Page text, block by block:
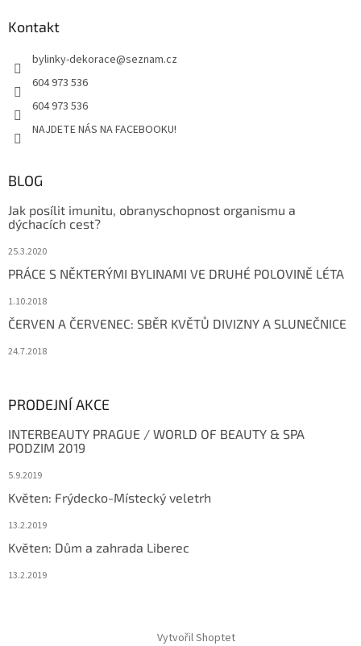
Kontakt
bylinky-dekorace@seznam.cz
604 973 536
604 973 536
NAJDETE NÁS NA FACEBOOKU!
BLOG
Jak posílit imunitu, obranyschopnost organismu a
dýchacích cest?
25.3.2020
PRÁCE S NĚKTERÝMI BYLINAMI VE DRUHÉ POLOVINĚ LÉTA
1.10.2018
ČERVEN A ČERVENEC: SBĚR KVĚTŮ DIVIZNY A SLUNEČNICE
24.7.2018
PRODEJNÍ AKCE
INTERBEAUTY PRAGUE / WORLD OF BEAUTY & SPA
PODZIM 2019
5.9.2019
Květen: Frýdecko-Místecký veletrh
13.2.2019
Květen: Dům a zahrada Liberec
13.2.2019
Vytvořil Shoptet